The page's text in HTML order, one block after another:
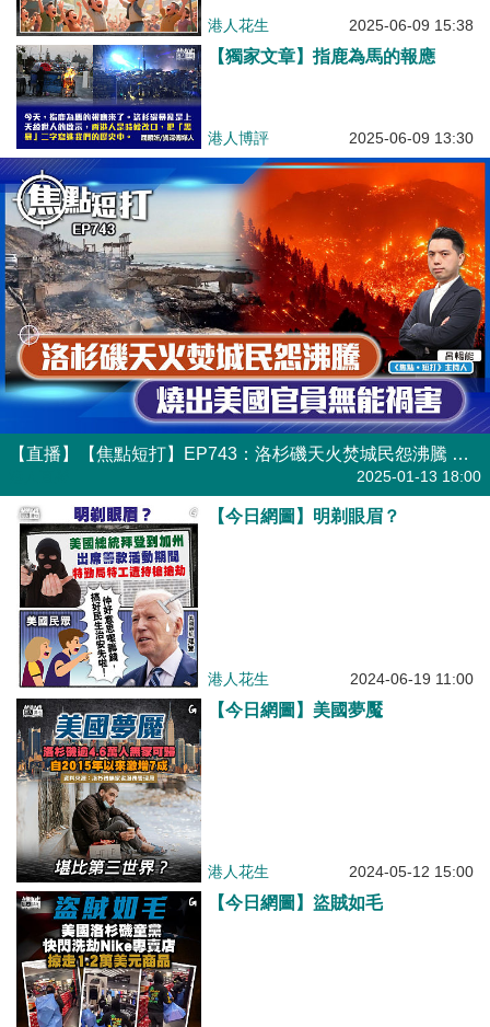
港人花生 2025-06-09 15:38
【獨家文章】指鹿為馬的報應
港人博評 2025-06-09 13:30
【直播】【焦點短打】EP743：洛杉磯天火焚城民怨沸騰 燒出美國官員無能禍害
2025-01-13 18:00
【今日網圖】明剃眼眉？
港人花生 2024-06-19 11:00
【今日網圖】美國夢魘
港人花生 2024-05-12 15:00
【今日網圖】盜賊如毛